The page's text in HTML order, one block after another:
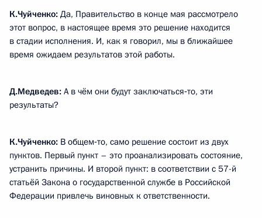
К.Чуйченко: Да, Правительство в конце мая рассмотрело
этот вопрос, в настоящее время это решение находится
в стадии исполнения. И, как я говорил, мы в ближайшее
время ожидаем результатов этой работы.
Д.Медведев: А в чём они будут заключаться‑то, эти
результаты?
К.Чуйченко: В общем‑то, само решение состоит из двух
пунктов. Первый пункт – это проанализировать состояние,
устранить причины. И второй пункт: в соответствии с 57-й
статьёй Закона о государственной службе в Российской
Федерации привлечь виновных к ответственности.